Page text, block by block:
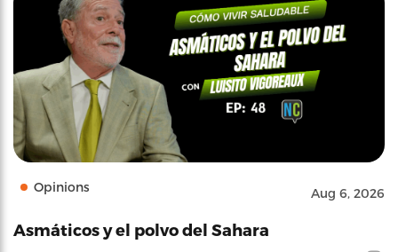
Opinions Aug 6, 2026
Asmáticos y el polvo del Sahara